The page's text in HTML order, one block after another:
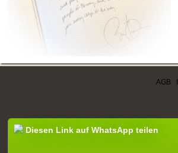
AGB
Diesen Link auf WhatsApp teilen